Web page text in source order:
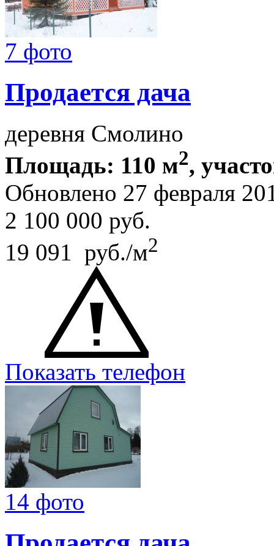
7 фото
Продается дача
деревня Смолино
Площадь: 110 м2,
Обновлено 27 февраля
2 100 000 руб.
19 091 руб./м2
Показать телефон
14 фото